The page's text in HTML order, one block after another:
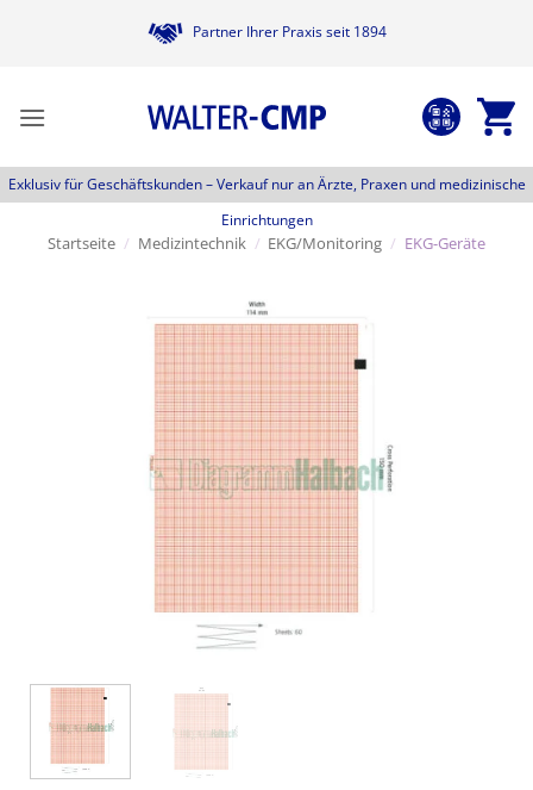
Partner Ihrer Praxis seit 1894
Exklusiv für Geschäftskunden –Verkauf nur an Ärzte, Praxen und medizinische
Einrichtungen
Startseite / Medizintechnik / EKG/Monitoring / EKG-Geräte